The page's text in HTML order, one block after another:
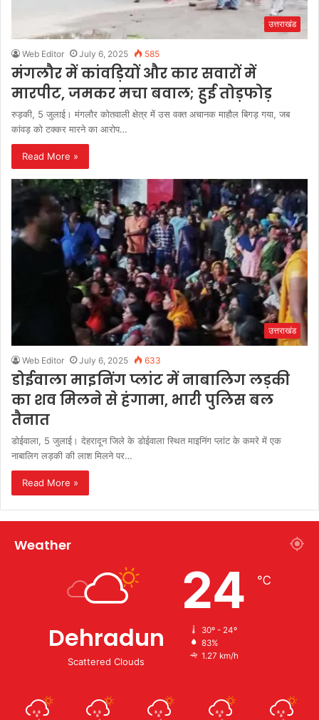
उत्तराखंड
Web Editor July 6, 2025 585
मंगलौर में कांवड़ियों और कार सवारों में
मारपीट, जमकर मचा बवाल; हुई तोड़फोड़
रुड़की, 5 जुलाई। मंगलौर कोतवाली क्षेत्र में उस वक्त अचानक माहौल बिगड़ गया, जब
कांवड़ को टक्कर मारने का आरोप…
Read More »
उत्तराखंड
Web Editor July 6, 2025 633
डोईवाला माइनिंग प्लांट में नाबालिग लड़की
का शव मिलने से हंगामा, भारी पुलिस बल
तैनात
डोईवाला, 5 जुलाई। देहरादून जिले के डोईवाला स्थित माइनिंग प्लांट के कमरे में एक
नाबालिग लड़की की लाश मिलने पर…
Read More »
Weather
Dehradun
Scattered Clouds
24 ℃
30º - 24º
83%
1.27 km/h